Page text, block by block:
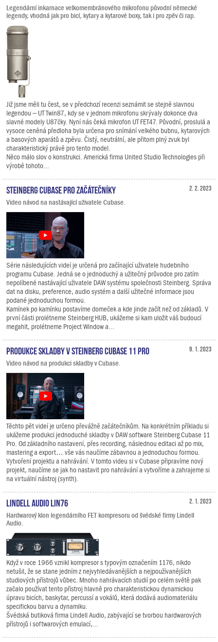
Legendární inkarnace velkomembránového mikrofonu původní německé
legendy, vhodná jak pro bicí, kytary a kytarové boxy, tak i pro zpěv či rap.
Již jsme měli tu čest, se v předchozí recenzi seznámit se stejně slavnou
legendou – UT Twin87, kdy se v jednom mikrofonu skrývaly dokonce dva
slavné modely U87čky. Nyní nás čeká mikrofon UT FET47. Původní, proslulá a
vysoce ceněná předloha byla určena pro snímání velkého bubnu, kytarových
a basových aparátů a zpěvu. Čistý, neutrální, ale přitom plný zvuk byl
charakteristický právě pro tento model.
Něco málo slov o konstrukci. Americká firma United Studio Technologies při
výrobě tohoto...
2. 2. 2023
Steinberg Cubase pro začátečníky
Video návod na nastávající uživatele Cubase.
Série následujících videí je určená pro začínající uživatele hudebního
programu Cubase. Jedná se o jednoduchý a užitečný průvodce pro zatím
nepolíbené nastávající uživatele DAW systému společnosti Steinberg. Správa
dat na disku, preference, audio systém a další užitečné informace jsou
podané jednoduchou formou.
Kamínek po kamínku postavíme domeček a kde jinde začít než od základů. V
první části prolétneme Steinberg HUB, ukážeme si kam uložit váš budoucí
megahit, prolétneme Project Window a...
9. 1. 2023
Produkce skladby v Steinberg Cubase 11 Pro
Video návod na produkci skladby v Cubase.
Těchto pět videí je určeno převážně začátečníkům. Na konkrétním příkladu si
ukážeme produkci jednoduché skladby v DAW software Steinberg Cubase 11
Pro. Od základního nastavení, přes recording, následnou editaci až po mix,
mastering a export… vše vás naučíme zábavnou a jednoduchou formou.
Vytvoření projektu a nahrávání. V tomto videu si v Cubase připravíme nový
projekt, naučíme se jak ho nastavit pro nahrávání a vytvoříme a zahrajeme si
na virtuální nástroj (synth).
2. 1. 2023
Lindell Audio LiN76
Hardwarový klon legendárního FET kompresoru od švédské firmy Lindell
Audio.
Když v roce 1966 vznikl kompresor s typovým označením 1176, nikdo
netušil, že se stane jedním z nejvyhledávanějších a nejpoužívanějších
studiových přístrojů vůbec. Mnoho nahrávacích studií po celém světě pak
začalo používat tento přístroj hlavně pro charakteristickou dynamickou
úpravu bicích, baskytar, percussí a vokálů, která dodává audiomateriálu
specifickou barvu a dynamiku.
Švédská butiková firma Lindell Audio, zabývající se tvorbou hardwarových
přístrojů i softwarových emulací,...